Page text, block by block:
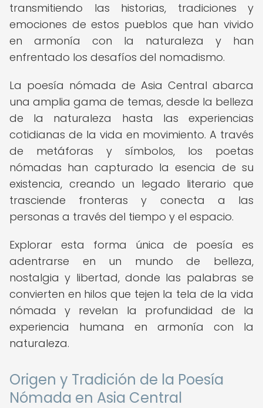
transmitiendo las historias, tradiciones y
emociones de estos pueblos que han vivido
en armonía con la naturaleza y han
enfrentado los desafíos del nomadismo.
La poesía nómada de Asia Central abarca
una amplia gama de temas, desde la belleza
de la naturaleza hasta las experiencias
cotidianas de la vida en movimiento. A través
de metáforas y símbolos, los poetas
nómadas han capturado la esencia de su
existencia, creando un legado literario que
trasciende fronteras y conecta a las
personas a través del tiempo y el espacio.
Explorar esta forma única de poesía es
adentrarse en un mundo de belleza,
nostalgia y libertad, donde las palabras se
convierten en hilos que tejen la tela de la vida
nómada y revelan la profundidad de la
experiencia humana en armonía con la
naturaleza.
Origen y Tradición de la Poesía
Nómada en Asia Central